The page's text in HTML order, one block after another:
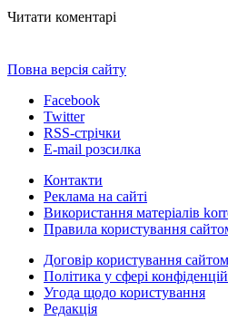
Читати коментарі
Повна версія сайту
Facebook
Twitter
RSS-стрічки
E-mail розсилка
Контакти
Реклама на сайті
Використання матеріалів
Правила користування
Договір користування сайтом
Політика у сфері
Угода щодо користування
Редакція